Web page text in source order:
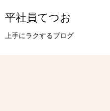
平社員てつお
上手にラクするブログ